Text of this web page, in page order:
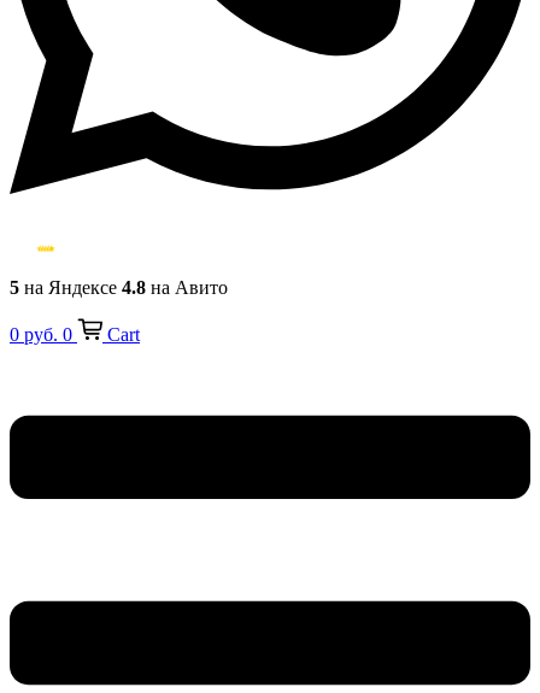
5 на Яндексе 4.8 на Авито
0 руб. 0 Cart